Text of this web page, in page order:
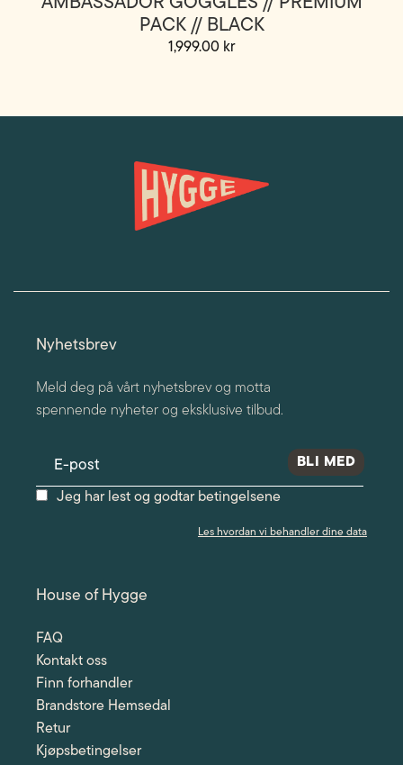
PACK // BLACK
1,999.00 kr
Nyhetsbrev
Meld deg på vårt nyhetsbrev og motta
spennende nyheter og eksklusive tilbud.
Jeg har lest og godtar betingelsene
Les hvordan vi behandler dine data
House of Hygge
FAQ
Kontakt oss
Finn forhandler
Brandstore Hemsedal
Retur
Kjøpsbetingelser